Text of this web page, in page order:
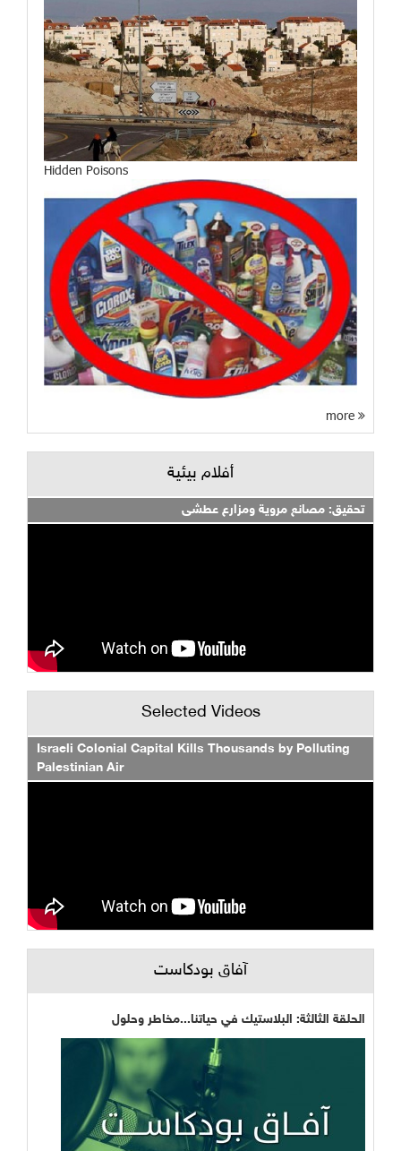
Hidden Poisons
أفلام بيئية
تحقيق: مصانع مروية ومزارع عطشى
Selected Videos
Israeli Colonial Capital Kills Thousands by Polluting
Palestinian Air
آفاق بودكاست
الحلقة الثالثة: البلاستيك في حياتنا...مخاطر وحلول